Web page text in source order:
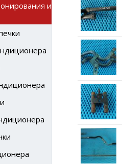
и